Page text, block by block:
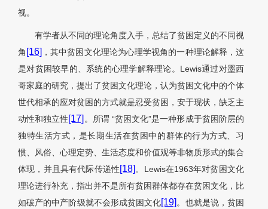
视。
有学者从不同的理论角度入手，总结了贫困定义的不同视
角 [16] ，其中贫困文化理论为心理学视角的一种理论解释，这
是对贫困较早的、系统的心理学解释理论。Lewis通过对墨西
哥家庭的研究，提出了贫困文化理论，认为贫困文化中的个体
世代相承的应对贫困的方式就是忍受贫困，安于现状，缺乏主
动性和独立性[17] 。所谓 “贫困文化”是一种形成于贫困阶层的
独特生活方式，是长期生活在贫困中的群体的行为方式、习
惯、风俗、心理定势、生活态度和价值观等非物质形式的集合
体现，并且具有代际传递性[18]。Lewis在1963年对贫困文化
理论进行补充，指出并不是所有贫困群体都存在贫困文化，比
如破产的中产阶级就不会形成贫困文化[19]。也就是说，贫困